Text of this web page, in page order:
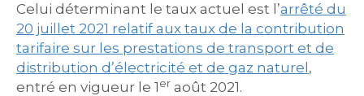
Celui déterminant le taux actuel est l’arrêté du
20 juillet 2021 relatif aux taux de la contribution
tarifaire sur les prestations de transport et de
distribution d’électricité et de gaz naturel ,
entré en vigueur le 1 er août 2021.